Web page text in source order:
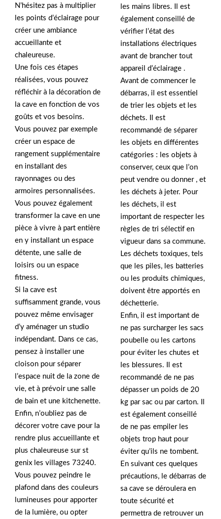
N’hésitez pas à multiplier
les points d’éclairage pour
créer une ambiance
accueillante et
chaleureuse.
Une fois ces étapes
réalisées, vous pouvez
réfléchir à la décoration de
la cave en fonction de vos
goûts et vos besoins.
Vous pouvez par exemple
créer un espace de
rangement supplémentaire
en installant des
rayonnages ou des
armoires personnalisées.
Vous pouvez également
transformer la cave en une
pièce à vivre à part entière
en y installant un espace
détente, une salle de
loisirs ou un espace
fitness.
Si la cave est
suffisamment grande, vous
pouvez même envisager
d’y aménager un studio
indépendant. Dans ce cas,
pensez à installer une
cloison pour séparer
l’espace nuit de la zone de
vie, et à prévoir une salle
de bain et une kitchenette.
Enfin, n’oubliez pas de
décorer votre cave pour la
rendre plus accueillante et
plus chaleureuse sur st
genix les villages 73240.
Vous pouvez peindre le
plafond dans des couleurs
lumineuses pour apporter
de la lumière, ou opter
les mains libres. Il est
également conseillé de
vérifier l’état des
installations électriques
avant de brancher tout
appareil d’éclairage .
Avant de commencer le
débarras, il est essentiel
de trier les objets et les
déchets. Il est
recommandé de séparer
les objets en différentes
catégories : les objets à
conserver, ceux que l’on
peut vendre ou donner , et
les déchets à jeter. Pour
les déchets, il est
important de respecter les
règles de tri sélectif en
vigueur dans sa commune.
Les déchets toxiques, tels
que les piles, les batteries
ou les produits chimiques,
doivent être apportés en
déchetterie.
Enfin, il est important de
ne pas surcharger les sacs
poubelle ou les cartons
pour éviter les chutes et
les blessures. Il est
recommandé de ne pas
dépasser un poids de 20
kg par sac ou par carton. Il
est également conseillé
de ne pas empiler les
objets trop haut pour
éviter qu’ils ne tombent.
En suivant ces quelques
précautions, le débarras de
sa cave se déroulera en
toute sécurité et
permettra de retrouver un